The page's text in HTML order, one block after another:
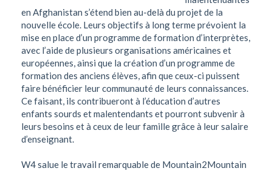
en Afghanistan s’étend bien au-delà du projet de la
nouvelle école. Leurs objectifs à long terme prévoient la
mise en place d’un programme de formation d’interprètes,
avec l’aide de plusieurs organisations américaines et
européennes, ainsi que la création d’un programme de
formation des anciens élèves, afin que ceux-ci puissent
faire bénéficier leur communauté de leurs connaissances.
Ce faisant, ils contribueront à l’éducation d’autres
enfants sourds et malentendants et pourront subvenir à
leurs besoins et à ceux de leur famille grâce à leur salaire
d’enseignant.
W4 salue le travail remarquable de Mountain2Mountain